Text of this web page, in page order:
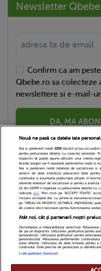
Newsletter Qbebe
Confirm ca am
Qbebe.ro sa colecteze
newslettere si e-mail-
DA, MA
Echipa Editoriala
Cariere
Cookies
DivaHair
Termeni si conditii
Nouă ne pasă ca datele tale
Noi și partenerii noștri 1019stocăm și/sau accesăm
pentru prelucrarea datelor cu caracter personal.
respectiv vă puteți opune utilizării unui interes
Aceste alegeri vor fi raportate partenerilor noștri și
Noi si partenerii nostri (retelele de socializare si
servicii de date analitice) prelucram date
continutul si anunturile publicitare afisate in
aferente retelelor de socializare si pentru a
22 din GDPR in legatura cu prelucrarea datelor cu
indicataaici. Prin click pe “ACCEPT TOATE”,
inclusiv acceptul dvs. cu privire la stocarea/
pe “VREAU SA MODIFIC SETARILE
de cookie strict necesare pentru functionarea
Atât noi, cât și partenerii noștri
Dezvoltarea și îmbunătățirea serviciilor.
de pe un dispozitiv. Utilizarea profilurilor pentru
personalizat. Utilizarea profilurilor pentru
personalizată. Măsurarea performanței
surse diferite. Utilizarea de date limitate pentru
conținutul. Date precise de geolocație și
Listă parteneri (furnizori)